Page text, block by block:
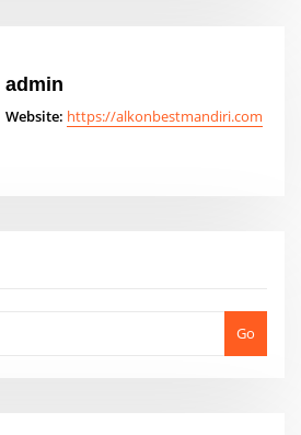
admin
Website: https://alkonbestmandiri.com
Go